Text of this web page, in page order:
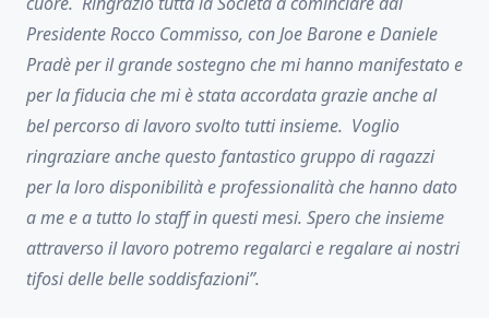
Presidente Rocco Commisso, con Joe Barone e Daniele
Pradè per il grande sostegno che mi hanno manifestato e
per la fiducia che mi è stata accordata grazie anche al
bel percorso di lavoro svolto tutti insieme. Voglio
ringraziare anche questo fantastico gruppo di ragazzi
per la loro disponibilità e professionalità che hanno dato
a me e a tutto lo staff in questi mesi. Spero che insieme
attraverso il lavoro potremo regalarci e regalare ai nostri
tifosi delle belle soddisfazioni”.